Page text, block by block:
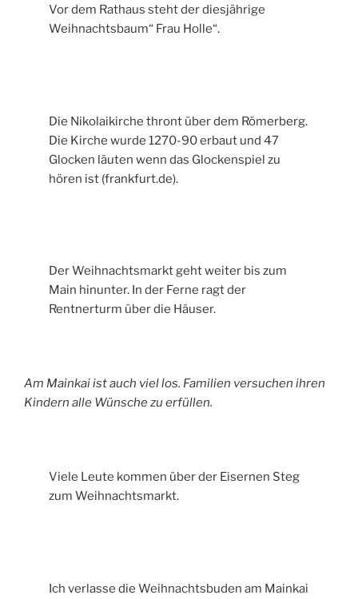
Vor dem Rathaus steht der diesjährige
Weihnachtsbaum“ Frau Holle“.
Die Nikolaikirche thront über dem Römerberg.
Die Kirche wurde 1270-90 erbaut und 47
Glocken läuten wenn das Glockenspiel zu
hören ist (frankfurt.de).
Der Weihnachtsmarkt geht weiter bis zum
Main hinunter. In der Ferne ragt der
Rentnerturm über die Häuser.
Am Mainkai ist auch viel los. Familien versuchen ihren
Kindern alle Wünsche zu erfüllen.
Viele Leute kommen über der Eisernen Steg
zum Weihnachtsmarkt.
Ich verlasse die Weihnachtsbuden am Mainkai